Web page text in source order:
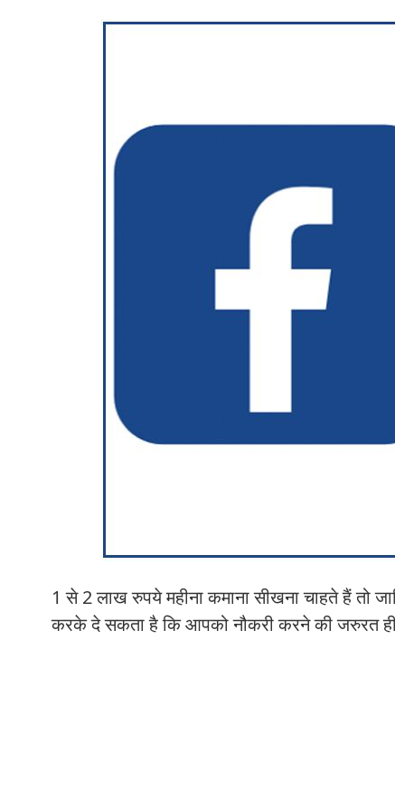
1 से 2 लाख रुपये महीना कमाना सीखना चाहते हैं
करके दे सकता है कि आपको नौकरी करने की जरुरत